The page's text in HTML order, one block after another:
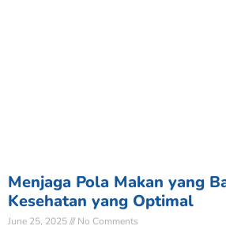
Menjaga Pola Makan yang
Kesehatan yang Optimal
June 25, 2025 No Comments